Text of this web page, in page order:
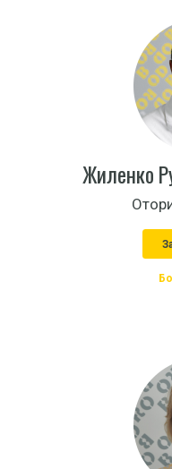
Жиленко